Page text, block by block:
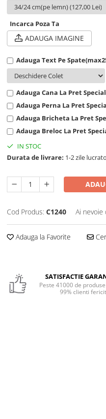
Incarca Poza Ta
ADAUGA IMAGINE
Adauga Text Pe
Adauga Cana La Pret
Adauga Perna La Pret
Adauga Bricheta La Pret
Adauga Breloc La Pret
IN STOC
Durata de livrare: 1-2 zile
Cod Produs: C1240 Ai nevoie
Adauga la Favorite
SATISFACTIE
Peste 41000 de
99% clienti